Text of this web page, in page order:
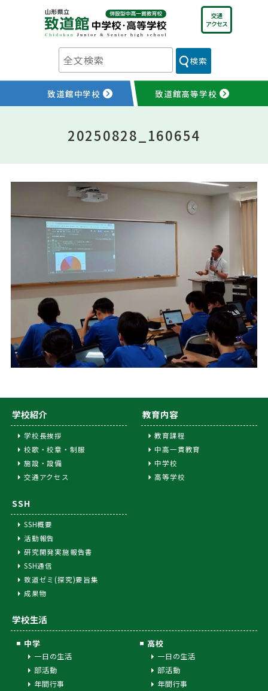
交通
アクセス
致道館中学校 致道館高等学校
検索
20250828_160654
学校紹介
学校長挨拶
校歌・校章・制服
施設・設備
交通アクセス
教育内容
教育課程
中高一貫教育
中学校
高等学校
SSH
SSH概要
活動報告
研究開発実施報告書
SSH通信
致道ゼミ(探究)要旨集
成果物
学校生活
中学
一日の生活
部活動
年間行事
高校
一日の生活
部活動
年間行事